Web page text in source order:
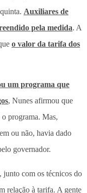
Auxiliares de
pela medida. A
o valor da tarifa dos
um programa que
, Nunes afirmou que
programa. Mas,
ou não, havia dado
governador.
junto com os técnicos do
relação à tarifa. A gente